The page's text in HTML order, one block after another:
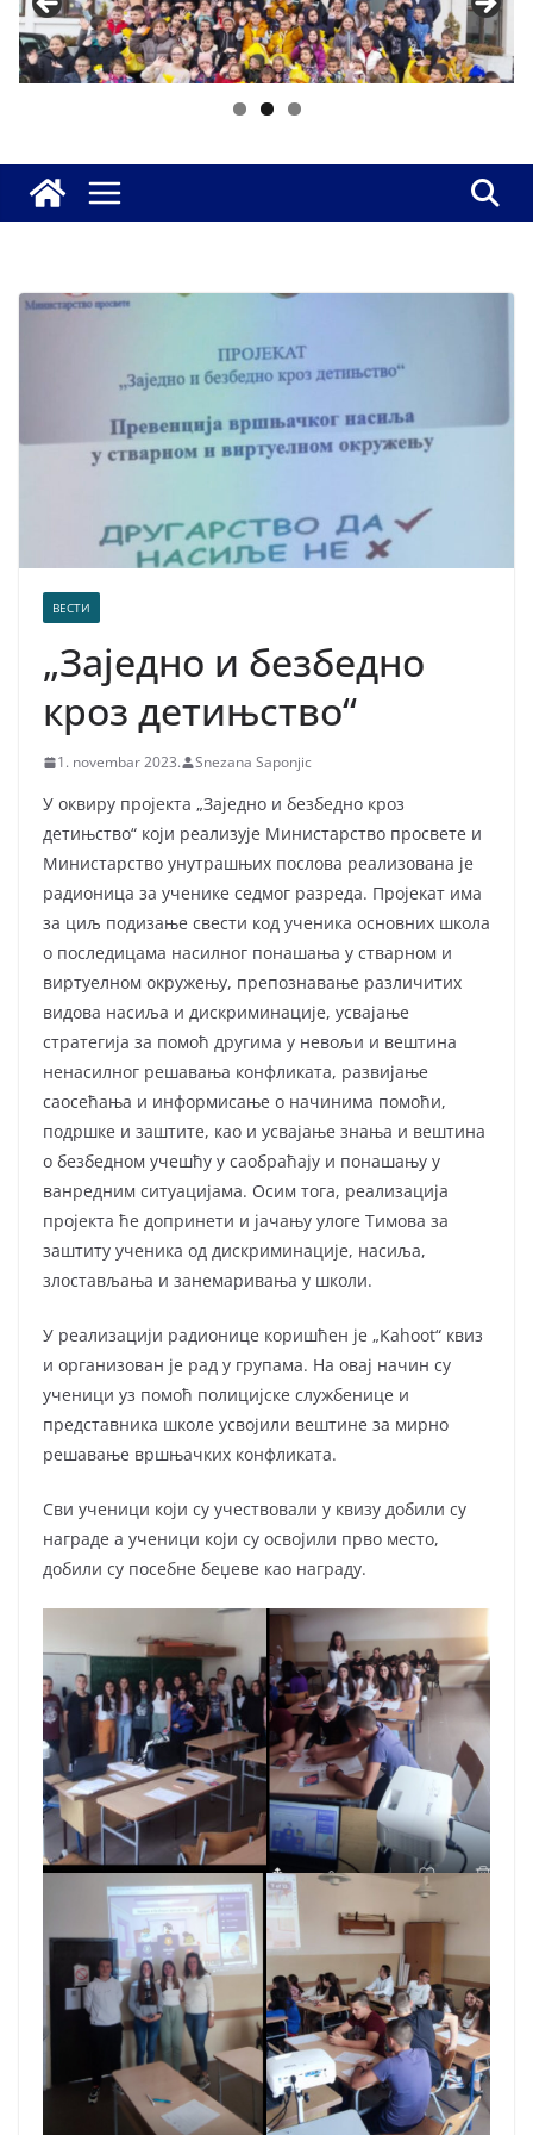
ВЕСТИ
„Заједно и безбедно
кроз детињство“
1. novembar 2023. Snezana Saponjic
У оквиру пројекта „Заједно и безбедно кроз
детињство“ који реализује Министарство просвете и
Министарство унутрашњих послова реализована је
радионица за ученике седмог разреда. Пројекат има
за циљ подизање свести код ученика основних школа
о последицама насилног понашања у стварном и
виртуелном окружењу, препознавање различитих
видова насиља и дискриминације, усвајање
стратегија за помоћ другима у невољи и вештина
ненасилног решавања конфликата, развијање
саосећања и информисање о начинима помоћи,
подршке и заштите, као и усвајање знања и вештина
о безбедном учешћу у саобраћају и понашању у
ванредним ситуацијама. Осим тога, реализација
пројекта ће допринети и јачању улоге Тимова за
заштиту ученика од дискриминације, насиља,
злостављања и занемаривања у школи.
У реализацији радионице коришћен је „Kahoot“ квиз
и организован је рад у групама. На овај начин су
ученици уз помоћ полицијске службенице и
представника школе усвојили вештине за мирно
решавање вршњачких конфликата.
Сви ученици који су учествовали у квизу добили су
награде а ученици који су освојили прво место,
добили су посебне беџеве као награду.